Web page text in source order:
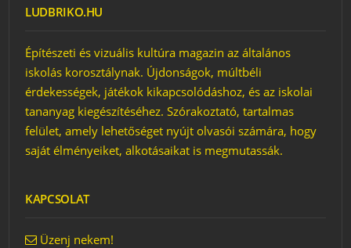
LUDBRIKO.HU
Építészeti és vizuális kultúra magazin az általános
iskolás korosztálynak. Újdonságok, múltbéli
érdekességek, játékok kikapcsolódáshoz, és az iskolai
tananyag kiegészítéséhez. Szórakoztató, tartalmas
felület, amely lehetőséget nyújt olvasói számára, hogy
saját élményeiket, alkotásaikat is megmutassák.
KAPCSOLAT
Üzenj nekem!